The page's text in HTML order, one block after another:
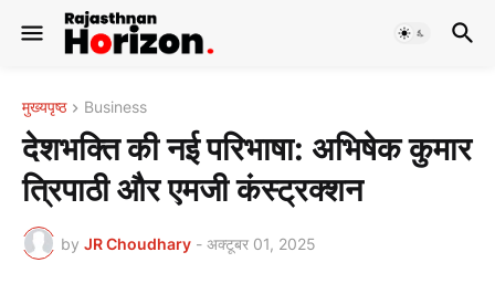
मुख्यपृष्ठ Business
देशभक्ति की नई परिभाषा: अभिषेक कुमार
त्रिपाठी और एमजी कंस्ट्रक्शन
by JR Choudhary - अक्टूबर 01, 2025